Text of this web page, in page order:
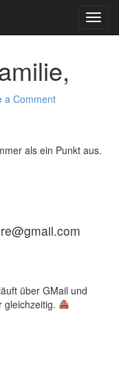
a Comment
als ein Punkt aus.
über GMail und
gleichzeitig.